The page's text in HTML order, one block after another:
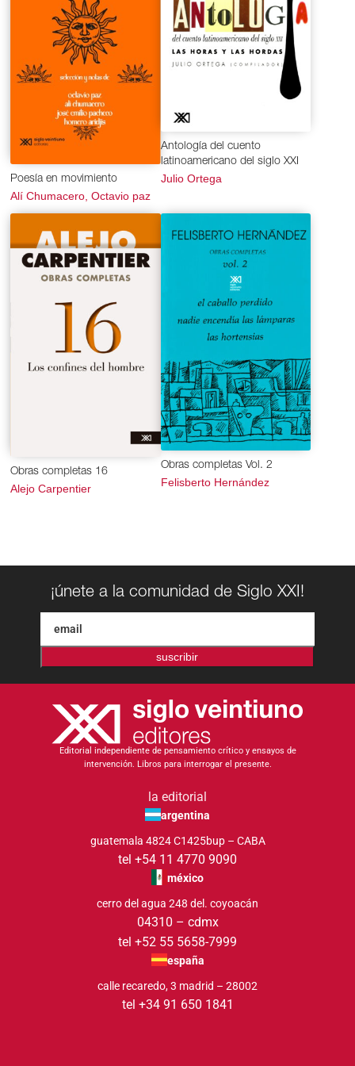
Poesía en movimiento
Alí Chumacero, Octavio paz
Antología del cuento
latinoamericano del siglo XXI
Julio Ortega
Obras completas 16
Alejo Carpentier
Obras completas Vol. 2
Felisberto Hernández
¡únete a la comunidad de Siglo XXI!
suscribir
Editorial independiente de pensamiento crítico y ensayos de
intervención. Libros para interrogar el presente.
la editorial
argentina
guatemala 4824 C1425bup – CABA
tel +54 11 4770 9090
méxico
cerro del agua 248 del. coyoacán
04310 – cdmx
tel +52 55 5658-7999
españa
calle recaredo, 3 madrid – 28002
tel +34 91 650 1841